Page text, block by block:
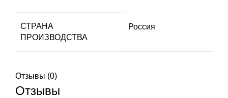
СТРАНА
ПРОИЗВОДСТВА
Россия
Отзывы (0)
Отзывы